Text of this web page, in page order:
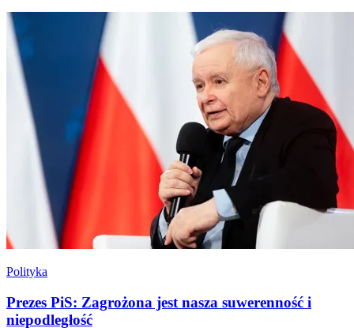
Polityka
Prezes PiS: Zagrożona jest nasza suwerenność i
niepodległość